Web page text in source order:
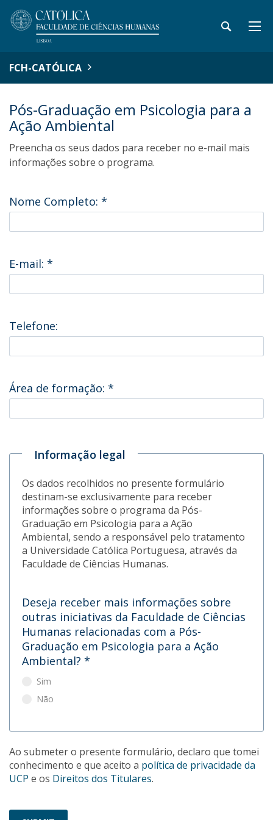
FCH-CATÓLICA
Pós-Graduação em Psicologia para a
Ação Ambiental
Preencha os seus dados para receber no e-mail mais
informações sobre o programa.
Nome Completo: *
E-mail: *
Telefone:
Área de formação: *
Informação legal
Os dados recolhidos no presente formulário
destinam-se exclusivamente para receber
informações sobre o programa da Pós-
Graduação em Psicologia para a Ação
Ambiental, sendo a responsável pelo tratamento
a Universidade Católica Portuguesa, através da
Faculdade de Ciências Humanas.
Deseja receber mais informações sobre
outras iniciativas da Faculdade de Ciências
Humanas relacionadas com a Pós-
Graduação em Psicologia para a Ação
Ambiental? *
Sim
Não
Ao submeter o presente formulário, declaro que tomei
conhecimento e que aceito a política de privacidade da
UCP e os Direitos dos Titulares.